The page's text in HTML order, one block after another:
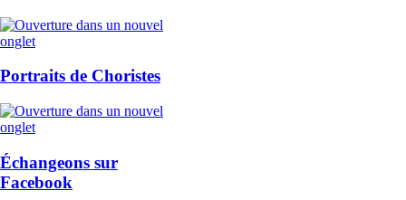
Portraits de Choristes
Échangeons sur
Facebook